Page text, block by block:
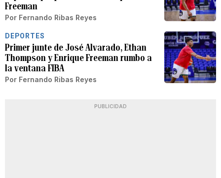
Freeman
Por Fernando Ribas Reyes
DEPORTES
Primer junte de José Alvarado, Ethan
Thompson y Enrique Freeman rumbo a
la ventana FIBA
Por Fernando Ribas Reyes
PUBLICIDAD